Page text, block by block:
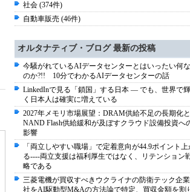
社会 (374件)
自動車販売 (46件)
オルタナティブ・ブログ 最新の投稿
今騒がれているAIデータセンターとはいったい何な
のか?!! 10分でわかるAIデータセンターの話
LinkedInで見る「鎖国」する日本 ― でも、世界で輝
く日本人は確実に増えている
2027年メモリ市場展望：DRAM供給不足の長期化と
NAND Flash供給緩和が及ぼすクラウド設備投資へ
影響
「両立しやすい職場」で定着意向が44.9ポイント上
る----両立支援は福利厚生ではなく、リテンション
略である
三菱電機が買収すべきウクライナの防衛テック企
社をAI駆動型M&Aの方法論で特定、買収金額を割